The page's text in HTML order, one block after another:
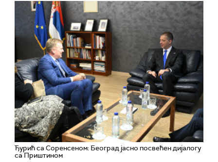
Ђурић са Соренсеном: Београд јасно посвећен дијалогу
са Приштином